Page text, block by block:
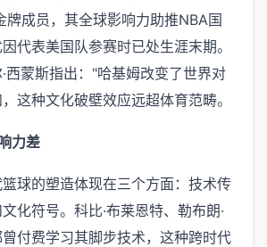
牌成员，其全球影响力助推NBA国
代表美国队参赛时已处生涯末期。
西蒙斯指出："哈基姆改变了世界对
这种文化破壁效应远超体育范畴。
力差
球的塑造体现在三个方面：技术传
化符号。科比·布莱恩特、勒布朗·
付费学习其脚步技术，这种跨时代